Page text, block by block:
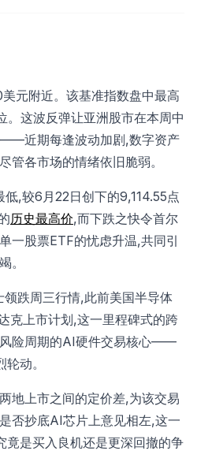
元附近。该基准指数盘中最高
这波反弹让亚洲股市在本周中
——近期每逢波动加剧,数字资产
各市场的情绪依旧脆弱。
,较6月22日创下的9,114.55点
历史最高价,而下跌之快令首尔
一股票ETF的忧虑升温,共同引
。
跌周三行情,此前美国半导体
克上市计划,这一里程碑式的跨
风险周期的AI硬件交易核心——
动。
地上市之间的定价差,为该交易
否抄底AI芯片上意见相左,这一
竟是买入良机还是更深回撤的争